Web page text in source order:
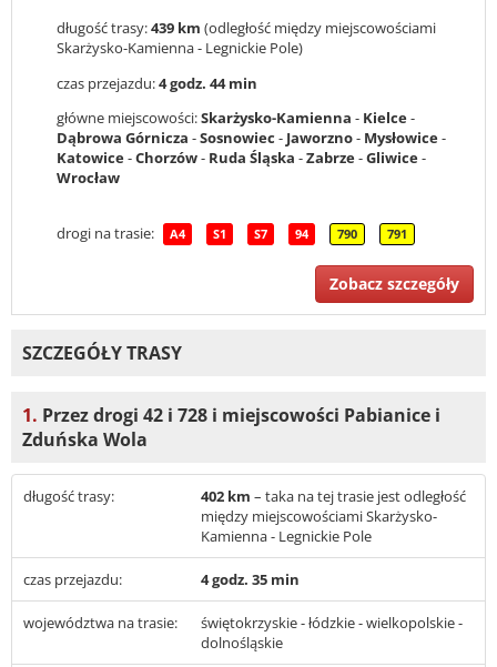
długość trasy:439 km (odległość między miejscowościami
Skarżysko-Kamienna - Legnickie Pole)
czas przejazdu:4 godz. 44 min
główne miejscowości:Skarżysko-Kamienna - Kielce-
Dąbrowa Górnicza -Sosnowiec - Jaworzno- Mysłowice-
Katowice-Chorzów- Ruda Śląska -Zabrze-Gliwice-
Wrocław
drogi na trasie: A4 S1 S7 94 790 791
Zobacz szczegóły
SZCZEGÓŁY TRASY
1. Przez drogi 42 i 728 i miejscowości Pabianice i
Zduńska Wola
długość trasy: 402 km – taka na tej trasie jest odległość
między miejscowościami Skarżysko-
Kamienna - Legnickie Pole
czas przejazdu: 4 godz. 35 min
województwa na trasie:
świętokrzyskie - łódzkie - wielkopolskie -
dolnośląskie